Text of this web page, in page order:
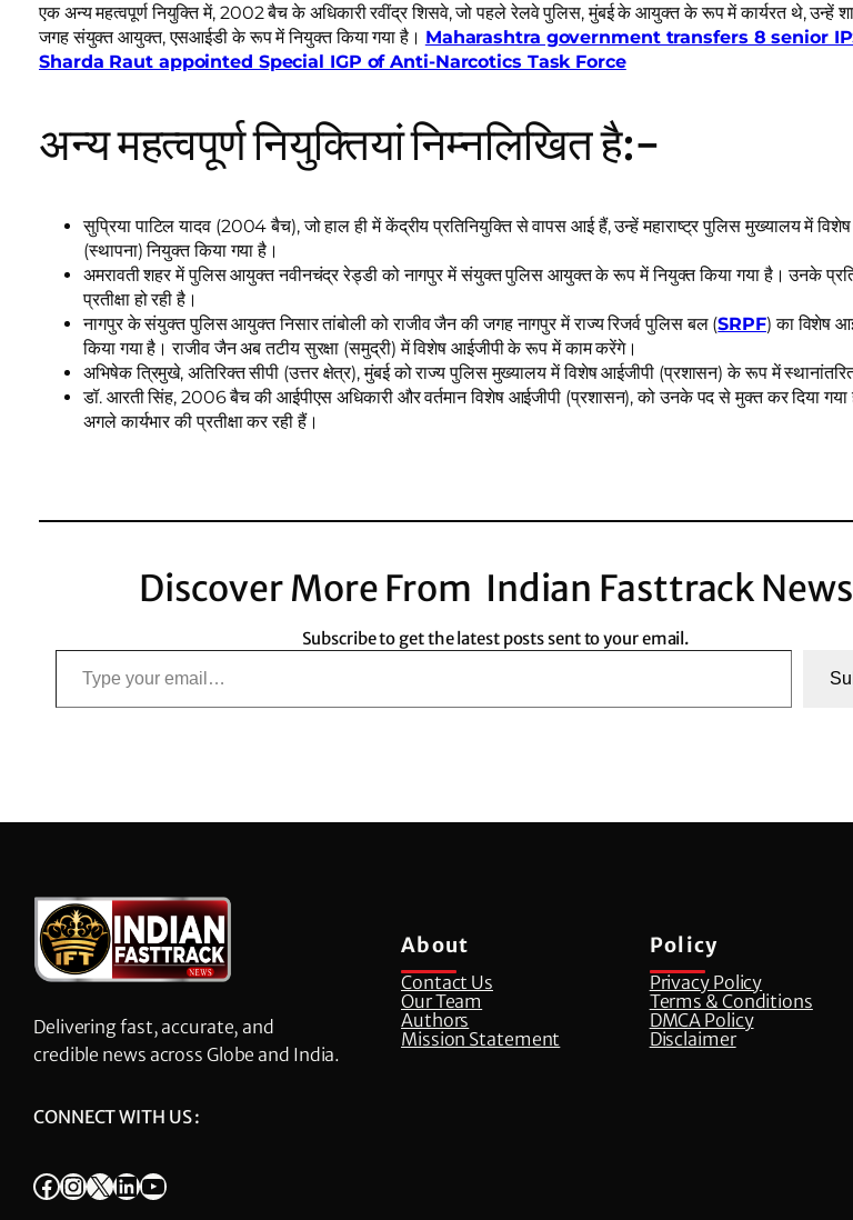
एक अन्य महत्वपूर्ण नियुक्ति में, 2002 बैच के अधिकारी रवींद्र शिसवे, जो पहले रेलवे पुलिस, मुंबई के आयुक्त के रूप में कार्यरत थे, उन्हें
जगह संयुक्त आयुक्त, एसआईडी के रूप में नियुक्त किया गया है। Maharashtra government transfers 8 senior
Sharda Raut appointed Special IGP of Anti-Narcotics Task Force
अन्य महत्वपूर्ण नियुक्तियां निम्नलिखित है:-
सुप्रिया पाटिल यादव (2004 बैच), जो हाल ही में केंद्रीय प्रतिनियुक्ति से वापस आई हैं, उन्हें महाराष्ट्र पुलिस मुख्यालय में
(स्थापना) नियुक्त किया गया है।
अमरावती शहर में पुलिस आयुक्त नवीनचंद्र रेड्डी को नागपुर में संयुक्त पुलिस आयुक्त के रूप में नियुक्त किया गया है। उनके
प्रतीक्षा हो रही है।
नागपुर के संयुक्त पुलिस आयुक्त निसार तांबोली को राजीव जैन की जगह नागपुर में राज्य रिजर्व पुलिस बल (SRPF) का विशेष
किया गया है। राजीव जैन अब तटीय सुरक्षा (समुद्री) में विशेष आईजीपी के रूप में काम करेंगे।
अभिषेक त्रिमुखे, अतिरिक्त सीपी (उत्तर क्षेत्र), मुंबई को राज्य पुलिस मुख्यालय में विशेष आईजीपी (प्रशासन) के रूप में
डॉ. आरती सिंह, 2006 बैच की आईपीएस अधिकारी और वर्तमान विशेष आईजीपी (प्रशासन), को उनके पद से मुक्त कर दिया
अगले कार्यभार की प्रतीक्षा कर रही हैं।
Discover More From Indian Fasttrack News
Subscribe to get the latest posts sent to your email.
Type your email…
Delivering fast, accurate, and
credible news across Globe and India.
CONNECT WITH US :
Facebook InstagramX LinkedIn YouTube
About
Contact Us
Our Team
Authors
Mission Statement
Policy
Privacy Policy
Terms & Conditions
DMCA Policy
Disclaimer